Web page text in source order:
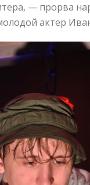
— прорва
актер